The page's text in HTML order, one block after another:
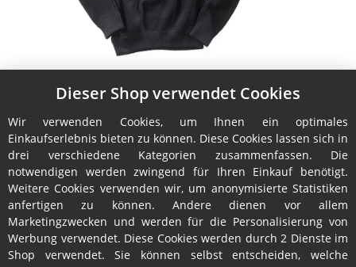
Troyer Elbe S
129,00 €*
Dieser Shop verwendet Cookies
Wir verwenden Cookies, um Ihnen ein optimales
Einkaufserlebnis bieten zu können. Diese Cookies lassen sich in
drei verschiedene Kategorien zusammenfassen. Die
notwendigen werden zwingend für Ihren Einkauf benötigt.
Weitere Cookies verwenden wir, um anonymisierte Statistiken
anfertigen zu können. Andere dienen vor allem
Marketingzwecken und werden für die Personalisierung von
Werbung verwendet. Diese Cookies werden durch 2 Dienste im
Shop verwendet. Sie können selbst entscheiden, welche